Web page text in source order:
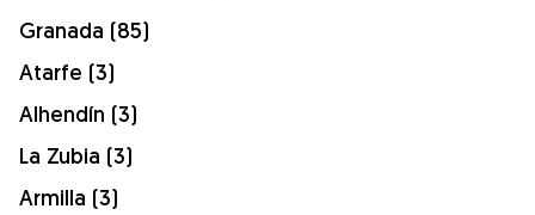
Granada (85)
Atarfe (3)
Alhendín (3)
La Zubia (3)
Armilla (3)